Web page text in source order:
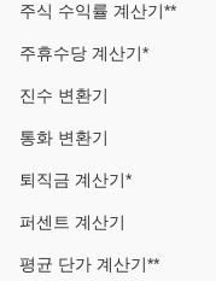
주식 수익률 계산기**
주휴수당 계산기*
진수 변환기
통화 변환기
퇴직금 계산기*
퍼센트 계산기
평균 단가 계산기**